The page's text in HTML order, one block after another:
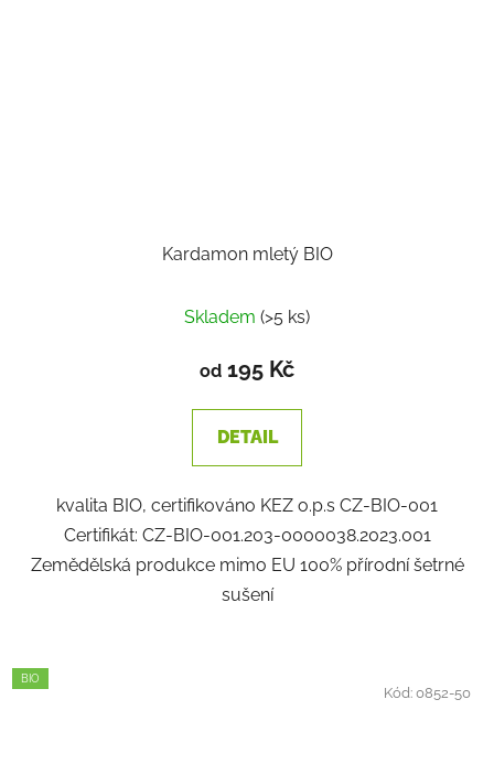
Kardamon mletý BIO
Skladem (>5 ks)
od 195 Kč
DETAIL
kvalita BIO, certifikováno KEZ o.p.s CZ-BIO-001
Certifikát: CZ-BIO-001.203-0000038.2023.001
Zemědělská produkce mimo EU 100% přírodní šetrné
sušení
BIO
Kód:0852-50